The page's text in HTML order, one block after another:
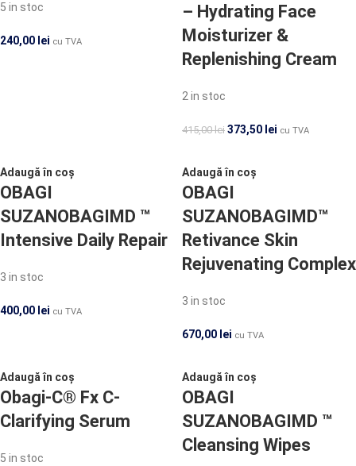
5 in stoc
240,00 lei cu TVA
– Hydrating Face
Moisturizer &
Replenishing Cream
2 in stoc
415,00lei 373,50 lei cu TVA
Adaugă în coș
OBAGI
SUZANOBAGIMD ™
Intensive Daily Repair
3 in stoc
400,00 lei cu TVA
Adaugă în coș
OBAGI
SUZANOBAGIMD™
Retivance Skin
Rejuvenating Complex
3 in stoc
670,00 lei cu TVA
Adaugă în coș
Obagi-C® Fx C-
Clarifying Serum
5 in stoc
Adaugă în coș
OBAGI
SUZANOBAGIMD ™
Cleansing Wipes